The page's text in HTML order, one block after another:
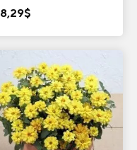
8,29$